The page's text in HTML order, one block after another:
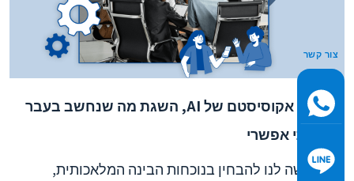
מוצרי אקוסיסטם של AI, השגת מה שנחשב בעבר
לבלתי אפשרי
לא קשה לנו להבחין בנוכחות הבינה המלאכותית,
צור קשר